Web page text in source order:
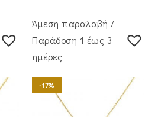
Άμεση παραλαβή /
Παράδoση 1 έως 3
ημέρες
-17%